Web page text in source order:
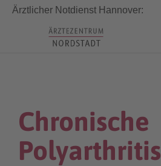
Ärztlicher Notdienst Hannover:
Chronische
Polyarthritis